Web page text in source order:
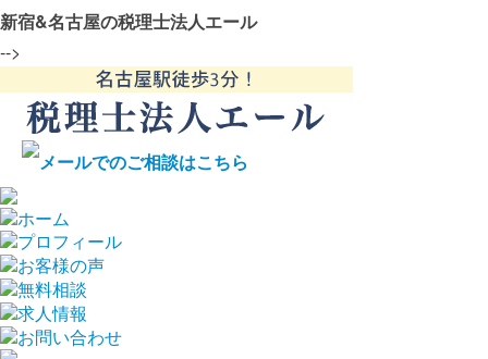
新宿&名古屋の税理士法人エール
-->